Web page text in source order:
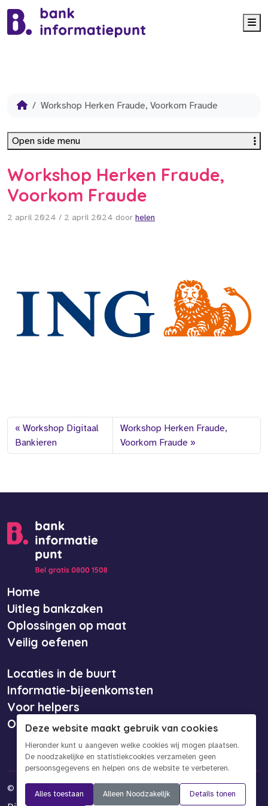
Workshop Herken Fraude, Voorkom Fraude
Workshop Herken Fraude,
Voorkom Fraude
2 april 2024 / 2 april 2024 door helen
Workshop Digitaal
Bankieren
Workshop Herken Fraude,
Voorkom Fraude
Open side menu
Home
Uitleg bankzaken
Oplossingen op maat
Veilig oefenen
Locaties in de buurt
Informatie-bijeenkomsten
Voor helpers
Over ons
© 2026 Bankinformatiepunt
Deze website maakt gebruik van cookies
Hieronder kunt u aangeven welke cookies wij mogen plaatsen.
De noodzakelijke en statistiekcookies verzamelen geen
persoonsgegevens en helpen ons de website te verbeteren.
Alles toestaan Alleen Noodzakelijk Details tonen